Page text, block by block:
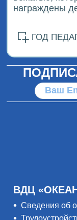
награждены
ГОД
ВДЦ
Сведения об